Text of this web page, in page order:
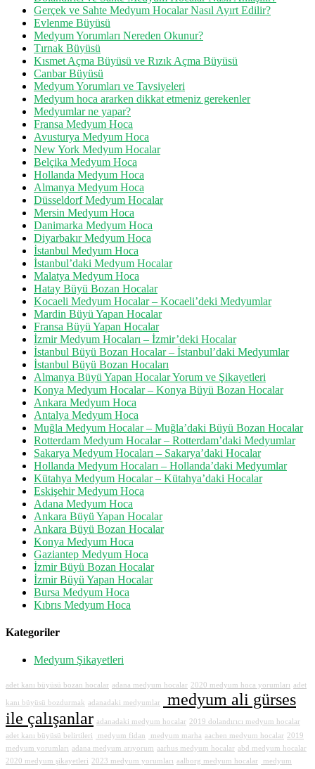
Gerçek ve Sahte Medyum Hocalar Nasıl Ayırt Edilir?
Evlenme Büyüsü
Medyum Yorumları Nereden Okunur?
Tırnak Büyüsü
Kısmet Açma Büyüsü ve Rızık Açma Büyüsü
Canbar Büyüsü
Medyum Yorumları ve Tavsiyeleri
Medyum hoca ararken dikkat etmeniz gerekenler
Medyumlar ne yapar?
Fransa Medyum Hoca
Avusturya Medyum Hoca
New York Medyum Hocalar
Belçika Medyum Hoca
Hollanda Medyum Hoca
Almanya Medyum Hoca
Düsseldorf Medyum Hocalar
Mersin Medyum Hoca
Danimarka Medyum Hoca
Diyarbakır Medyum Hoca
İstanbul Medyum Hoca
İstanbul’daki Medyum Hocalar
Malatya Medyum Hoca
Hatay Büyü Bozan Hocalar
Kocaeli Medyum Hocalar – Kocaeli’deki Medyumlar
Mardin Büyü Yapan Hocalar
Fransa Büyü Yapan Hocalar
İzmir Medyum Hocaları – İzmir’deki Hocalar
İstanbul Büyü Bozan Hocalar – İstanbul’daki Medyumlar
İstanbul Büyü Bozan Hocaları
Almanya Büyü Yapan Hocalar Yorum ve Şikayetleri
Konya Medyum Hocalar – Konya Büyü Bozan Hocalar
Ankara Medyum Hoca
Antalya Medyum Hoca
Muğla Medyum Hocalar – Muğla’daki Büyü Bozan Hocalar
Rotterdam Medyum Hocalar – Rotterdam’daki Medyumlar
Sakarya Medyum Hocaları – Sakarya’daki Hocalar
Hollanda Medyum Hocaları – Hollanda’daki Medyumlar
Kütahya Medyum Hocalar – Kütahya’daki Hocalar
Eskişehir Medyum Hoca
Adana Medyum Hoca
Ankara Büyü Yapan Hocalar
Ankara Büyü Bozan Hocalar
Konya Medyum Hoca
Gaziantep Medyum Hoca
İzmir Büyü Bozan Hocalar
İzmir Büyü Yapan Hocalar
Bursa Medyum Hoca
Kıbrıs Medyum Hoca
Kategoriler
Medyum Şikayetleri
adet kanı büyüsü bozan hocalar adana medyum hocalar 2020 medyum hoca yorumları adet
kanı büyüsü bozdurmak adanadaki medyumlar
medyum ali gürses
ile çalışanlar adanadaki medyum hocalar 2019 dolandırıcı medyum hocalar
adet kanı büyüsü belirtileri
medyum fidan medyum marha aachen medyum hocalar 2019
medyum yorumları adana medyum arıyorum aarhus medyum hocalar abd medyum hocalar
2020 medyum şikayetleri 2023 medyum yorumları aalborg medyum hocalar medyum